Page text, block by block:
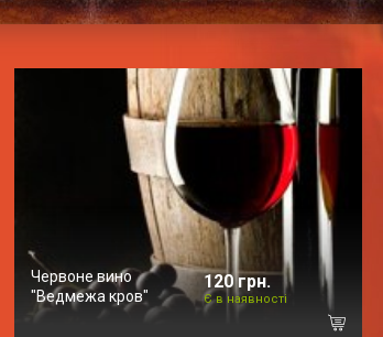
Червоне вино
"Ведмежа кров"
120 грн.
Є в наявності